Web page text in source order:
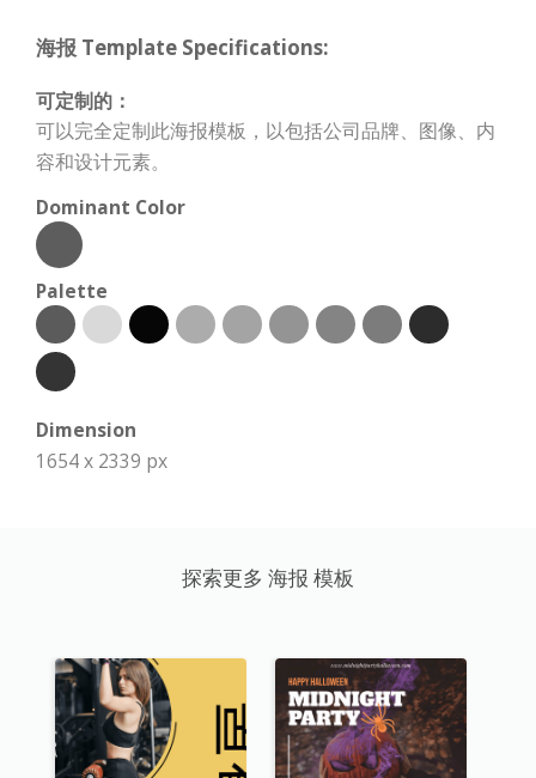
海报 Template Specifications:
可定制的：
可以完全定制此海报模板，以包括公司品牌、图像、内
容和设计元素。
Dominant Color
Palette
Dimension
1654 x 2339 px
探索更多 海报 模板